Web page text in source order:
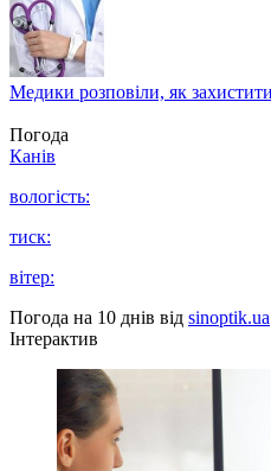
Медики розповіли, як
Погода
Канів
вологість:
тиск:
вітер:
Погода на 10 днів від sinoptik.ua
Інтерактив